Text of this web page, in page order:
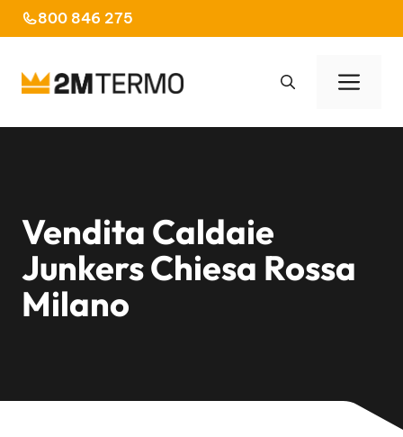
al
800 846 275
Vendita Caldaie
Junkers Chiesa Rossa
Milano